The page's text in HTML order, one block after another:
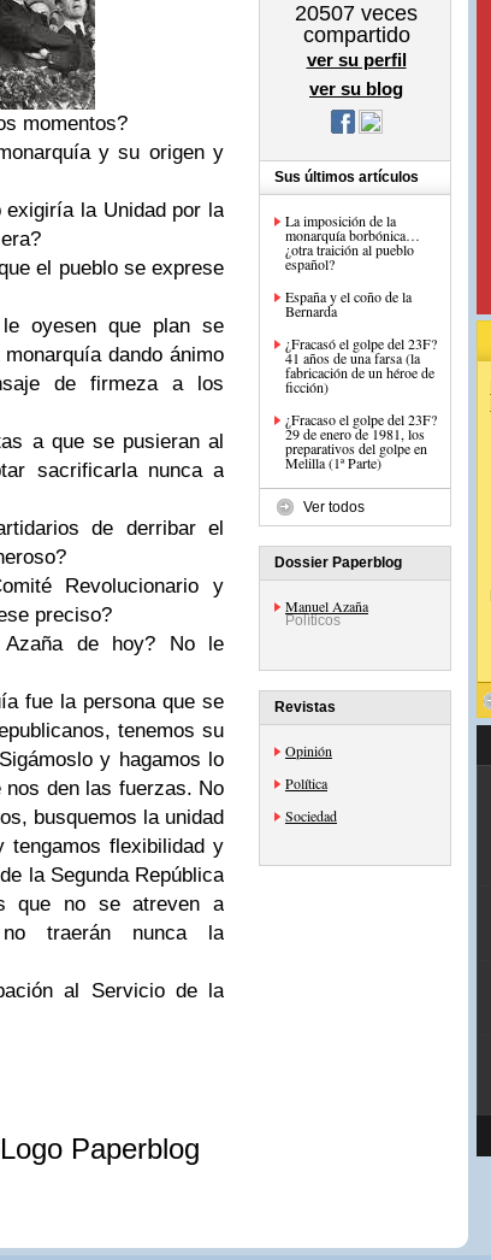
momentos?
y su origen y
la Unidad por la
el pueblo se exprese
oyesen que plan se
dando ánimo
de firmeza a los
a que se pusieran al
sacrificarla nunca a
de derribar el
Revolucionario y
preciso?
Azaña de hoy? No le
fue la persona que se
tenemos su
y hagamos lo
nos den las fuerzas. No
busquemos la unidad
tengamos flexibilidad y
la Segunda República
que no se atreven a
traerán nunca la
al Servicio de la
20507 veces
compartido
ver su perfil
ver su blog
Sus últimos artículos
La imposición de la
monarquía borbónica…
¿otra traición al pueblo
español?
España y el coño de la
Bernarda
¿Fracasó el golpe del 23F?
41 años de una farsa (la
fabricación de un héroe de
ficción)
¿Fracaso el golpe del 23F?
29 de enero de 1981, los
preparativos del golpe en
Melilla (1ª Parte)
Ver todos
Dossier Paperblog
Manuel Azaña
Políticos
Revistas
Opinión
Política
Sociedad